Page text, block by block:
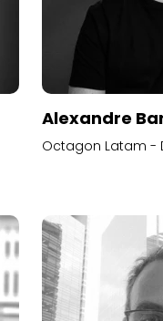
Alexandre
Octagon Latam -